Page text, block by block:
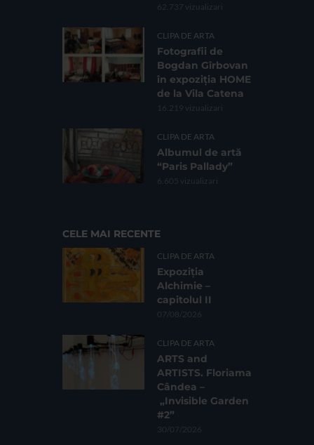
62.737 vizualizari
CLIPA DE ARTA
Fotografii de
Bogdan Gîrbovan
în expoziția HOME
de la Vila Catena
16.219 vizualizari
CLIPA DE ARTA
Albumul de artă
“Paris Pallady”
6.605 vizualizari
CELE MAI RECENTE
CLIPA DE ARTA
Expoziția
Alchimie –
capitolul II
07/08/2026
CLIPA DE ARTA
ARTS and
ARTISTS. Floriama
Cândea –
„Invisible Garden
#2”
30/07/2026